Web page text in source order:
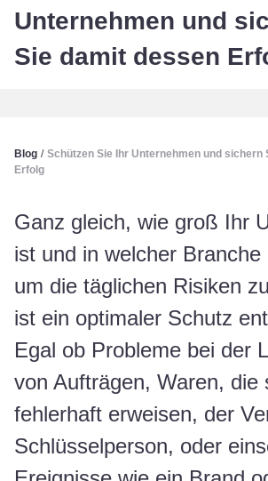
Unternehmen und
Sie damit dessen
Blog / Schützen Sie Ihr Unternehmen und sichern
Erfolg
Ganz gleich, wie groß Ihr
ist und in welcher
um die täglichen Risiken
ist ein optimaler Schutz
Egal ob Probleme bei der
von Aufträgen, Waren, die
fehlerhaft erweisen, der
Schlüsselperson, oder